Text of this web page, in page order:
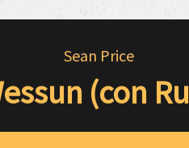
Sean Price
(con